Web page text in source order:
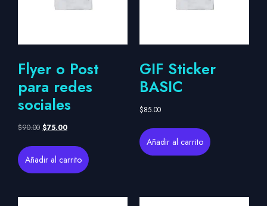
Flyer o Post
para redes
sociales
$90.00 $75.00
Añadir al carrito
GIF Sticker
BASIC
$85.00
Añadir al carrito